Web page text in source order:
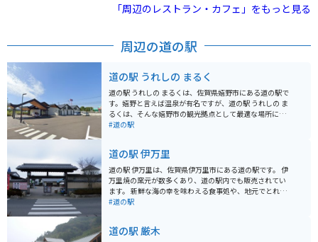
「周辺のレストラン・カフェ」をもっと見る
周辺の道の駅
道の駅 うれしの まるく
道の駅 うれしの まるくは、佐賀県嬉野市にある道の駅で
す。嬉野と言えば温泉が有名ですが、道の駅 うれしの ま
るくは、そんな嬉野市の観光拠点として最適な場所にあ
ります。 施設内には、地元の新鮮な農産物が並ぶ直売所
は、佐賀県産の食材を使った料理を楽しむことができま
す。特に、佐賀牛を使ったメニューがおすすめです。バ
イクで訪れた際には、駐車場も広々としているので安心
です。道の駅 うれしの まるくで休憩を挟みながら、嬉野
観光を楽しんでください。
#道の駅
道の駅 伊万里
道の駅 伊万里は、佐賀県伊万里市にある道の駅です。 伊
万里焼の窯元が数多くあり、道の駅内でも販売されてい
ます。 新鮮な海の幸を味わえる食事処や、地元でとれた
野菜や果物を販売する直売所も人気です。 バイクで訪れ
道204号線が走り、ツーリングにも最適なエリアです。
#道の駅
道の駅 厳木